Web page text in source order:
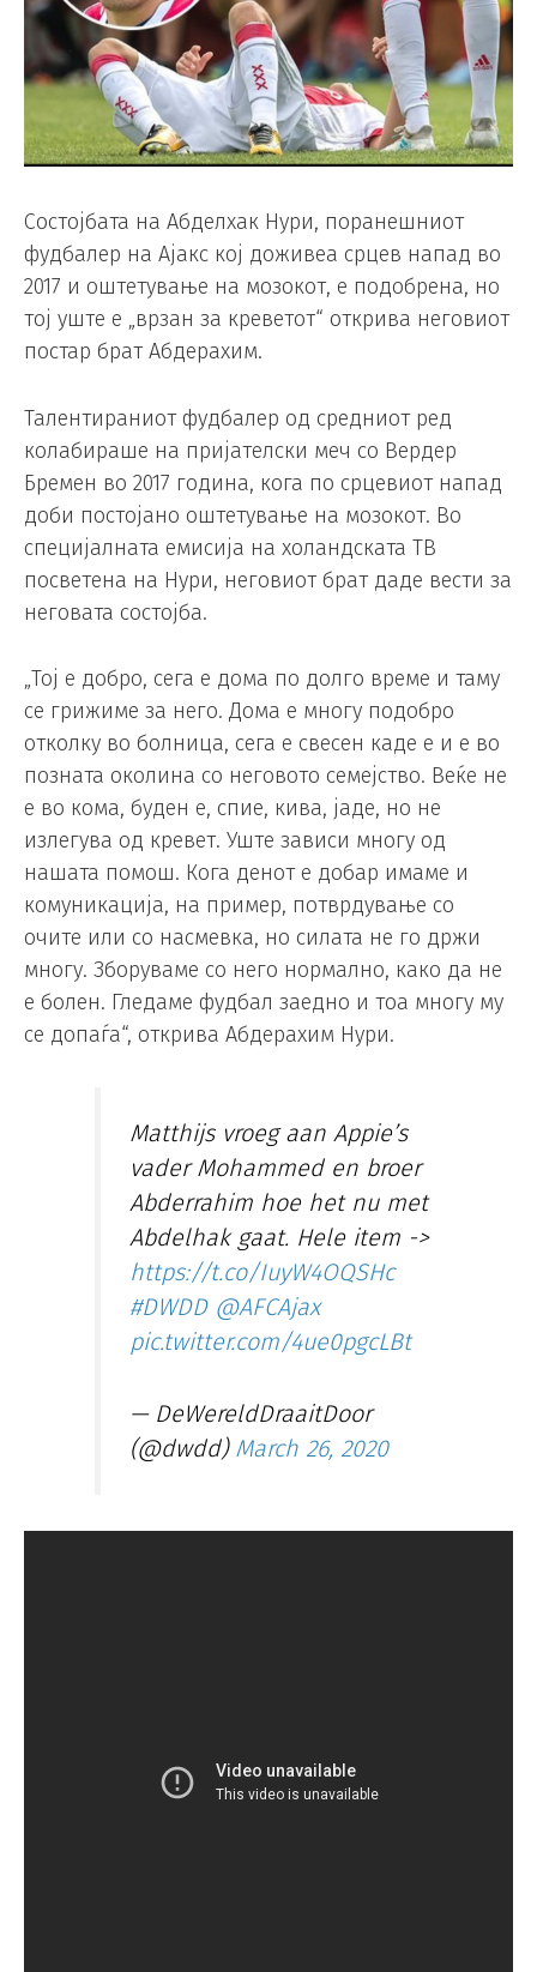
Состојбата на Абделхак Нури, поранешниот
фудбалер на Ајакс кој доживеа срцев напад во
2017 и оштетување на мозокот, е подобрена, но
тој уште е „врзан за креветот“ открива неговиот
постар брат Абдерахим.
Талентираниот фудбалер од средниот ред
колабираше на пријателски меч со Вердер
Бремен во 2017 година, кога по срцевиот напад
доби постојано оштетување на мозокот. Во
специјалната емисија на холандската ТВ
посветена на Нури, неговиот брат даде вести за
неговата состојба.
„Тој е добро, сега е дома по долго време и таму
се грижиме за него. Дома е многу подобро
отколку во болница, сега е свесен каде е и е во
позната околина со неговото семејство. Веќе не
е во кома, буден е, спие, кива, јаде, но не
излегува од кревет. Уште зависи многу од
нашата помош. Кога денот е добар имаме и
комуникација, на пример, потврдување со
очите или со насмевка, но силата не го држи
многу. Зборуваме со него нормално, како да не
е болен. Гледаме фудбал заедно и тоа многу му
се допаѓа“, открива Абдерахим Нури.
Matthijs vroeg aan Appie’s
vader Mohammed en broer
Abderrahim hoe het nu met
Abdelhak gaat. Hele item ->
https://t.co/IuyW4OQSHc
#DWDD @AFCAjax
pic.twitter.com/4ue0pgcLBt
— DeWereldDraaitDoor
(@dwdd) March 26, 2020